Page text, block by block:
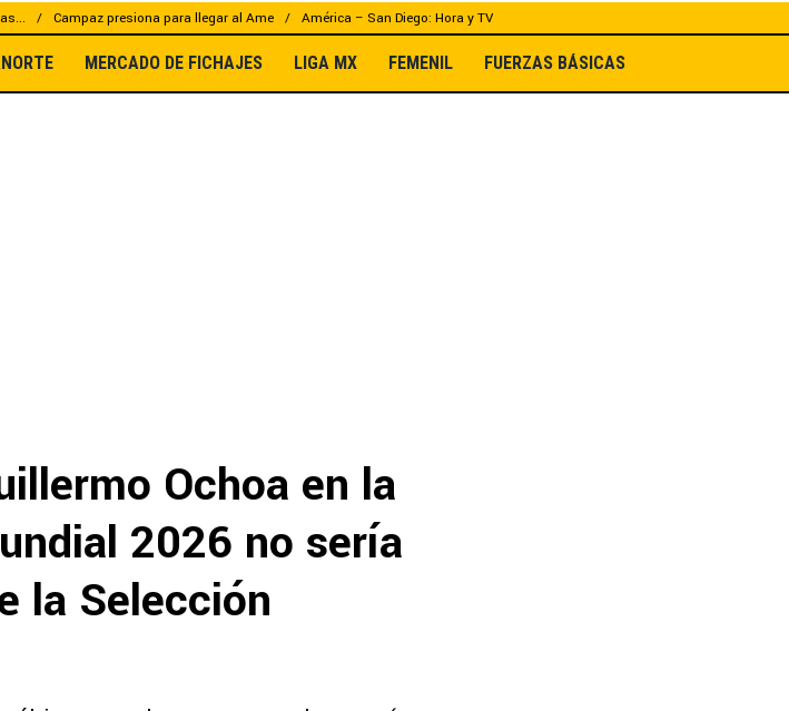
Campaz presiona para llegar al Ame América – San Diego: Hora y TV
MERCADO DE FICHAJES LIGA MX FEMENIL FUERZAS BÁSICAS
Ochoa en la
2026 no sería
la Selección